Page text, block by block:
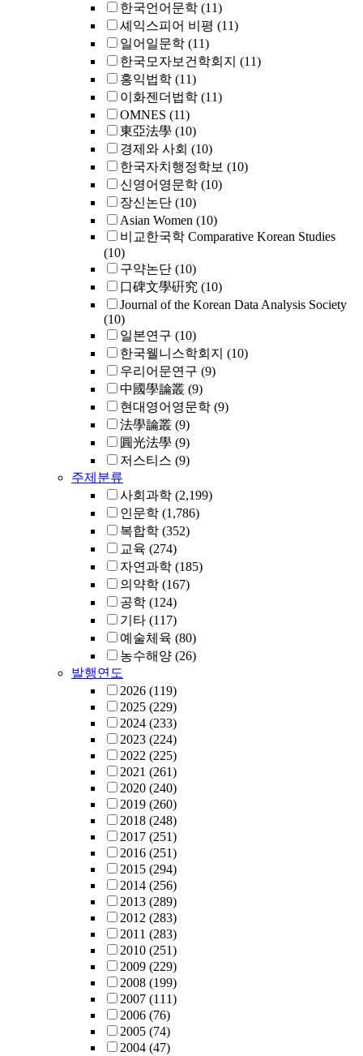
한국언어문학 (11)
셰익스피어 비평 (11)
일어일문학 (11)
한국모자보건학회지 (11)
홍익법학 (11)
이화젠더법학 (11)
OMNES (11)
東亞法學 (10)
경제와 사회 (10)
한국자치행정학보 (10)
신영어영문학 (10)
장신논단 (10)
Asian Women (10)
비교한국학 Comparative Korean Studies
(10)
구약논단 (10)
口碑文學硏究 (10)
Journal of the Korean Data Analysis Society
(10)
일본연구 (10)
한국웰니스학회지 (10)
우리어문연구 (9)
中國學論叢 (9)
현대영어영문학 (9)
法學論叢 (9)
圓光法學 (9)
저스티스 (9)
주제분류
사회과학 (2,199)
인문학 (1,786)
복합학 (352)
교육 (274)
자연과학 (185)
의약학 (167)
공학 (124)
기타 (117)
예술체육 (80)
농수해양 (26)
발행연도
2026 (119)
2025 (229)
2024 (233)
2023 (224)
2022 (225)
2021 (261)
2020 (240)
2019 (260)
2018 (248)
2017 (251)
2016 (251)
2015 (294)
2014 (256)
2013 (289)
2012 (283)
2011 (283)
2010 (251)
2009 (229)
2008 (199)
2007 (111)
2006 (76)
2005 (74)
2004 (47)